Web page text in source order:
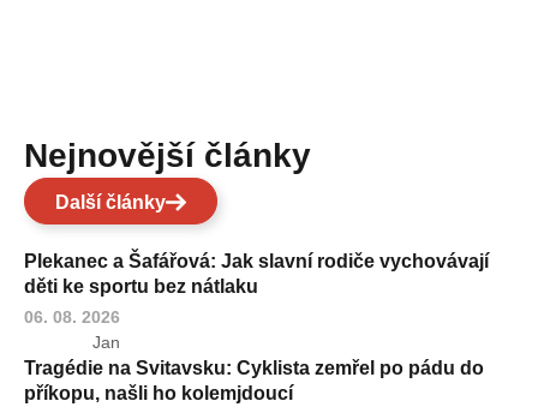
Nejnovější články
Další články
Plekanec a Šafářová: Jak slavní rodiče vychovávají
děti ke sportu bez nátlaku
06. 08. 2026
Jan
Tragédie na Svitavsku: Cyklista zemřel po pádu do
příkopu, našli ho kolemjdoucí